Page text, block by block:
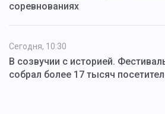
соревнованиях
Сегодня, 10:30
В созвучии с историей.
собрал более 17 тысяч